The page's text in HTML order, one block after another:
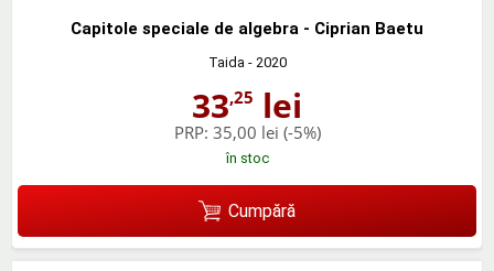
Capitole speciale de algebra - Ciprian Baetu
Taida- 2020
33,25 lei
PRP: 35,00 lei (-5%)
în stoc
Cumpără